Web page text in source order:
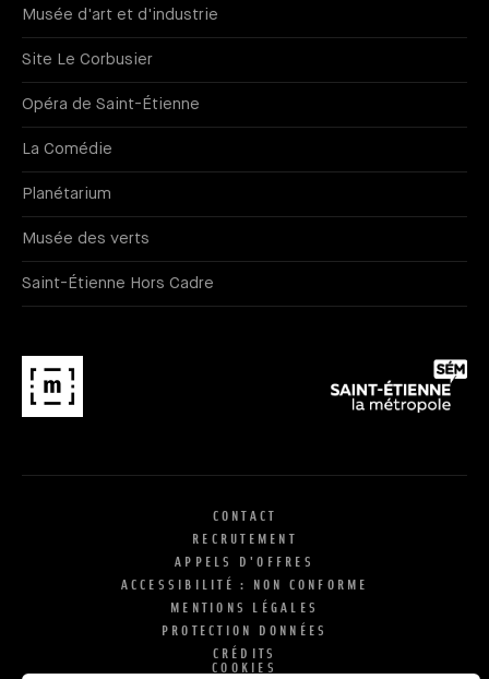
Musée d'art et d'industrie
Site Le Corbusier
Opéra de Saint-Étienne
La Comédie
Planétarium
Musée des verts
Saint-Étienne Hors Cadre
CONTACT
RECRUTEMENT
APPELS D'OFFRES
ACCESSIBILITÉ : NON CONFORME
MENTIONS LÉGALES
PROTECTION DONNÉES
CRÉDITS
COOKIES